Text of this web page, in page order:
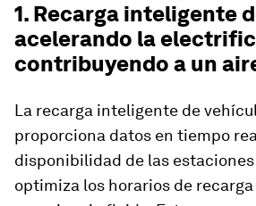
1. Recarga inteligente
acelerando la
contribuyendo a un
La recarga inteligente de
proporciona datos en tiempo
disponibilidad de las
optimiza los horarios de